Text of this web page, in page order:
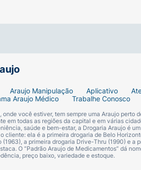
Araujo Manipulação Aplicativo
Araujo Médico Trabalhe Conosco
onde você estiver, tem sempre uma Araujo
em todas as regiões da capital e em várias
saúde e bem-estar, a Drogaria Araujo é
cliente: ela é a primeira drogaria de Belo
(1963), a primeira drogaria Drive-Thru (1990) e
O “Padrão Araujo de Medicamentos” dá
preço baixo, variedade e estoque.